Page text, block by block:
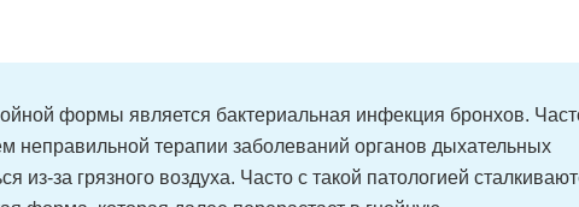
формы является бактериальная инфекция бронхов.
неправильной терапии заболеваний органов дыхательных
из-за грязного воздуха. Часто с такой патологией